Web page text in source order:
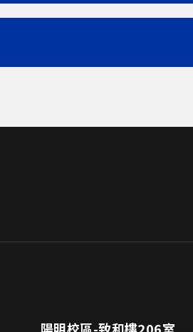
陽明校區-致和樓206室